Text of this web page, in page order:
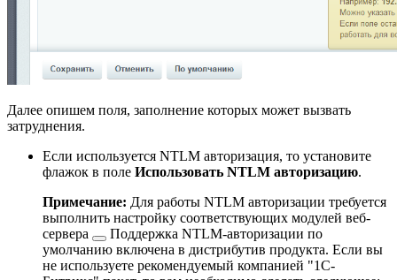
Далее опишем поля, заполнение которых может вызвать
затруднения.
Если используется NTLM авторизация, то установите
флажок в поле Использовать NTLM авторизацию.
Примечание: Для работы NTLM авторизации требуется
выполнить настройку соответствующих модулей веб-
сервера
Поддержка NTLM-авторизации по
умолчанию включена в дистрибутив продукта. Если вы
не используете рекомендуемый компанией "1С-